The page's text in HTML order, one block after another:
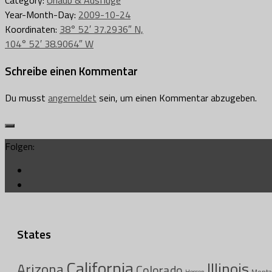
Year-Month-Day: 2009-10-24
Koordinaten: 38° 52′ 37.2936″ N,
104° 52′ 38.9064″ W
Schreibe einen Kommentar
Du musst angemeldet sein, um einen Kommentar abzugeben.
Folgen:
States